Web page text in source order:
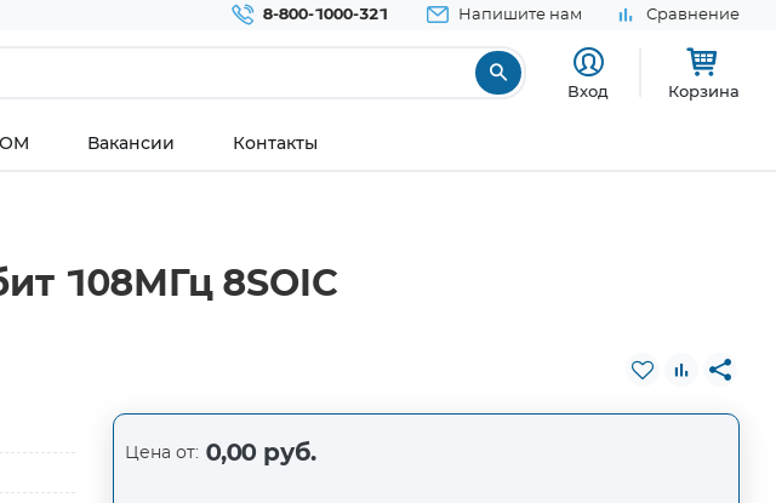
8-800-1000-321 Напишите нам Сравнение
Вход Корзина
Вакансии Контакты
108МГц 8SOIC
Цена от: 0,00 руб.